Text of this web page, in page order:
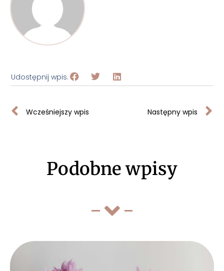
Udostępnij wpis:
Wcześniejszy wpis Następny wpis
Podobne wpisy